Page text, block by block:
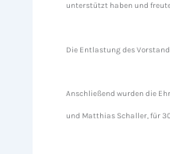
unterstützt haben und
Die Entlastung des
Anschließend wurden die
und Matthias Schaller, für